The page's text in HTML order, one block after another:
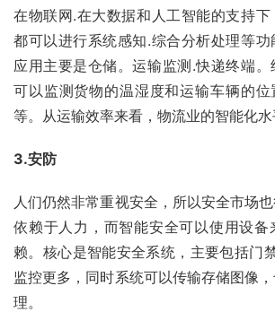
在物联网.在大数据和人工智能的支持
都可以进行系统感知.综合分析处理等
应用主要是仓储。运输监测.快递终端。
可以监测货物的温湿度和运输车辆的
等。从运输效率来看，物流业的智能化水
3.安防
人们仍然非常重视安全，所以安全市场
依赖于人力，而智能安全可以使用设备
赖。核心是智能安全系统，主要包括门
监控更多，同时系统可以传输存储图像
理。